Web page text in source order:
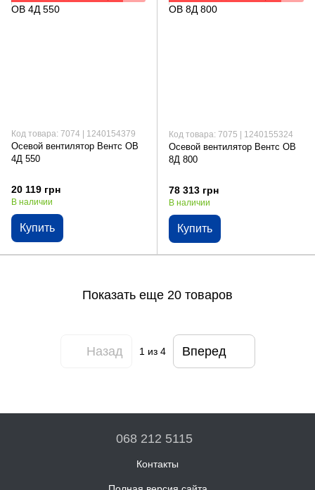
Код товара: 7074 | 1240154379
Осевой вентилятор Вентс ОВ
4Д 550
20 119 грн
В наличии
Купить
Код товара: 7075 | 1240155324
Осевой вентилятор Вентс ОВ
8Д 800
78 313 грн
В наличии
Купить
Показать еще 20 товаров
Назад 1 из 4 Вперед
068 212 5115
Контакты